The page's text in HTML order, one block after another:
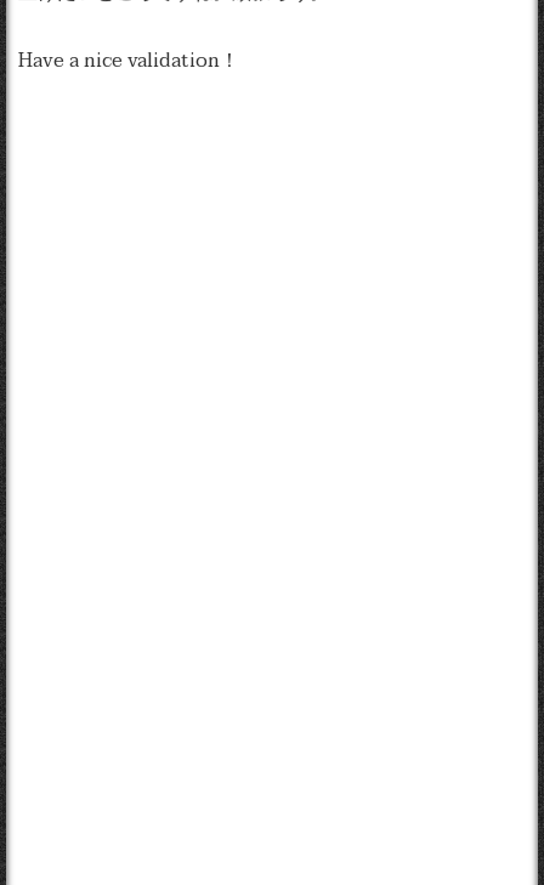
Have a nice validation！